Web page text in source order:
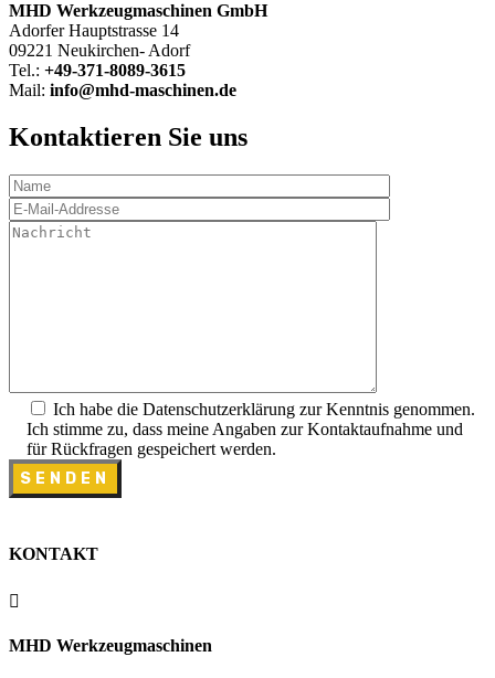
MHD Werkzeugmaschinen GmbH
Adorfer Hauptstrasse 14
09221 Neukirchen- Adorf
Tel.: +49-371-8089-3615
Mail: info@mhd-maschinen.de
Kontaktieren Sie uns
Ich habe die Datenschutzerklärung zur Kenntnis genommen.
Ich stimme zu, dass meine Angaben zur Kontaktaufnahme und
für Rückfragen gespeichert werden.
SENDEN
KONTAKT

MHD Werkzeugmaschinen